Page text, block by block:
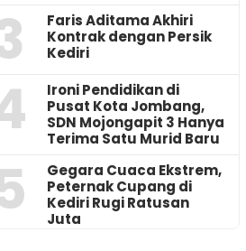
Faris Aditama Akhiri
Kontrak dengan Persik
Kediri
Ironi Pendidikan di
Pusat Kota Jombang,
SDN Mojongapit 3 Hanya
Terima Satu Murid Baru
‎Gegara Cuaca Ekstrem,
Peternak Cupang di
Kediri Rugi Ratusan
Juta